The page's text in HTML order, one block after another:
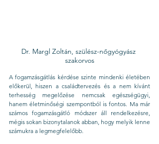
Dr. Margl Zoltán, szülész-nőgyógyász
szakorvos
A fogamzásgátlás kérdése szinte mindenki életében
előkerül, hiszen a családtervezés és a nem kívánt
terhesség megelőzése nemcsak egészségügyi,
hanem életminőségi szempontból is fontos. Ma már
számos fogamzásgátló módszer áll rendelkezésre,
mégis sokan bizonytalanok abban, hogy melyik lenne
számukra a legmegfelelőbb.